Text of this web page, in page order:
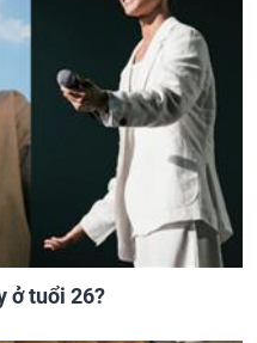
ở tuổi 26?